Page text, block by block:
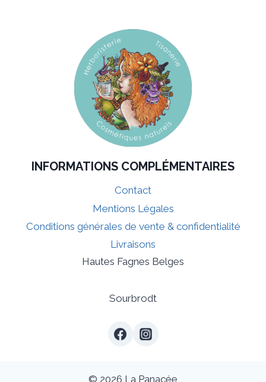
INFORMATIONS COMPLÉMENTAIRES
Contact
Mentions Légales
Conditions générales de vente & confidentialité
Livraisons
Hautes Fagnes Belges
Sourbrodt
© 2026 La Panacée